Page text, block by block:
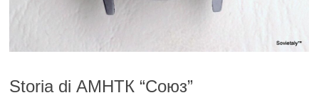
Storia di АМНТК “Союз”